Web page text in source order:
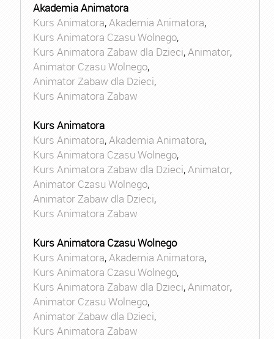
Akademia Animatora
Kurs Animatora,Akademia Animatora,
Kurs Animatora Czasu Wolnego,
Kurs Animatora Zabaw dla Dzieci,Animator,
Animator Czasu Wolnego,
Animator Zabaw dla Dzieci,
Kurs Animatora Zabaw
Kurs Animatora
Kurs Animatora,Akademia Animatora,
Kurs Animatora Czasu Wolnego,
Kurs Animatora Zabaw dla Dzieci,Animator,
Animator Czasu Wolnego,
Animator Zabaw dla Dzieci,
Kurs Animatora Zabaw
Kurs Animatora Czasu Wolnego
Kurs Animatora,Akademia Animatora,
Kurs Animatora Czasu Wolnego,
Kurs Animatora Zabaw dla Dzieci,Animator,
Animator Czasu Wolnego,
Animator Zabaw dla Dzieci,
Kurs Animatora Zabaw